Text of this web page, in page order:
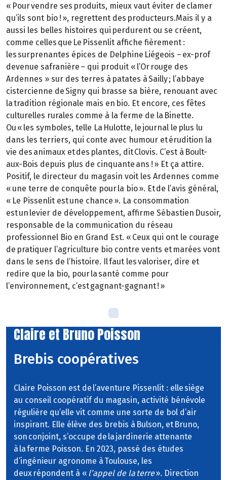
« Pour vendre ses produits, mieux vaut éviter de clamer
qu’ils sont bio ! », regrettent des producteurs.Mais il y a
aussi les belles histoires qui perdurent ou se créent,
comme celles que Le Pissenlit affiche fièrement :
les surprenantes épices de Delphine Liégeois – ex-prof
devenue safranière – qui produit « l’Or rouge des
Ardennes » sur des terres à patates à Sailly ; l’abbaye
cistercienne de Signy qui brasse sa bière, renouant avec
la tradition régionale mais en bio. Et encore, ces fêtes
culturelles rurales comme à la ferme de la Binette.
Ou « les symboles, telle La Hulotte, le journal le plus lu
dans les terriers, qui conte avec humour et érudition la
vie des animaux et des plantes, dit Clovis. C’est à Boult-
aux-Bois depuis plus de cinquante ans ! » Et ça attire.
Positif, le directeur du magasin voit les Ardennes comme
« une terre de conquête pour la bio ». Et de l’avis général,
« Le Pissenlit est une chance ». La consommation
est un levier de développement, affirme Sébastien Dusoir,
responsable de la communication du réseau
professionnel Bio en Grand Est. « Ceux qui ont le courage
de pratiquer l’agriculture bio contre vents et marées vont
dans le sens de l’histoire. Il faut les valoriser, dire et
redire que la bio, pour la santé comme pour
l’environnement, c’est gagnant-gagnant ! »
Claire et Bruno Poisson
Brebis coopératives
Claire Poisson est de l’aventure Pissenlit : elle siège
au conseil coopératif du magasin, activité bénévole
régulière qu’elle vit comme une sorte de bol d’air
inspirant. Elle élève des brebis à Bulson, et Bruno,
son conjoint, s’occupe de la jardinerie attenante
à la ferme Poisson. En 2023, passé des études
d’ingénieur agronome à Toulouse, les
deux répondent à « l’appel de la terre». Direction